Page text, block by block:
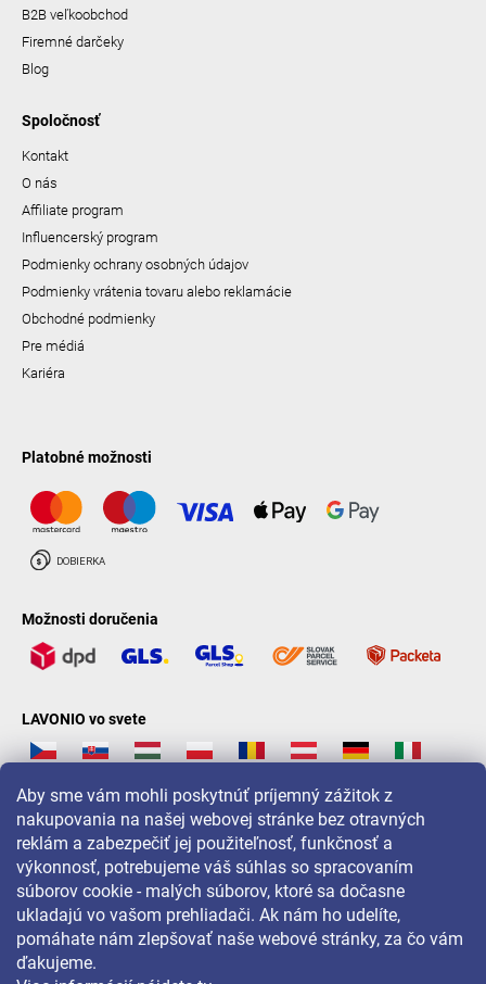
Aby sme vám mohli poskytnúť príjemný zážitok z
nakupovania na našej webovej stránke bez otravných
reklám a zabezpečiť jej použiteľnosť, funkčnosť a
výkonnosť, potrebujeme váš súhlas so spracovaním
súborov cookie - malých súborov, ktoré sa dočasne
ukladajú vo vašom prehliadači. Ak nám ho udelíte,
pomáhate nám zlepšovať naše webové stránky, za čo vám
ďakujeme.
B2B veľkoobchod
Firemné darčeky
Blog
Spoločnosť
Kontakt
O nás
Affiliate program
Influencerský program
Podmienky ochrany osobných údajov
Podmienky vrátenia tovaru alebo reklamácie
Obchodné podmienky
Pre médiá
Kariéra
Platobné možnosti
Možnosti doručenia
LAVONIO vo svete
Pre akcie, súťaže a zľavy nás sledujte na: